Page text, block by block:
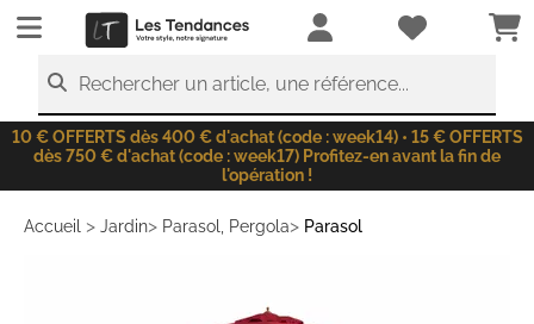
LesTendances.fr
Rechercher un article, une référence...
10 € OFFERTS dès 400 € d'achat (code : week14) • 15 € OFFERTS
dès 750 € d'achat (code : week17) Profitez-en avant la fin de
l'opération !
Accueil > Jardin> Parasol, Pergola> Parasol